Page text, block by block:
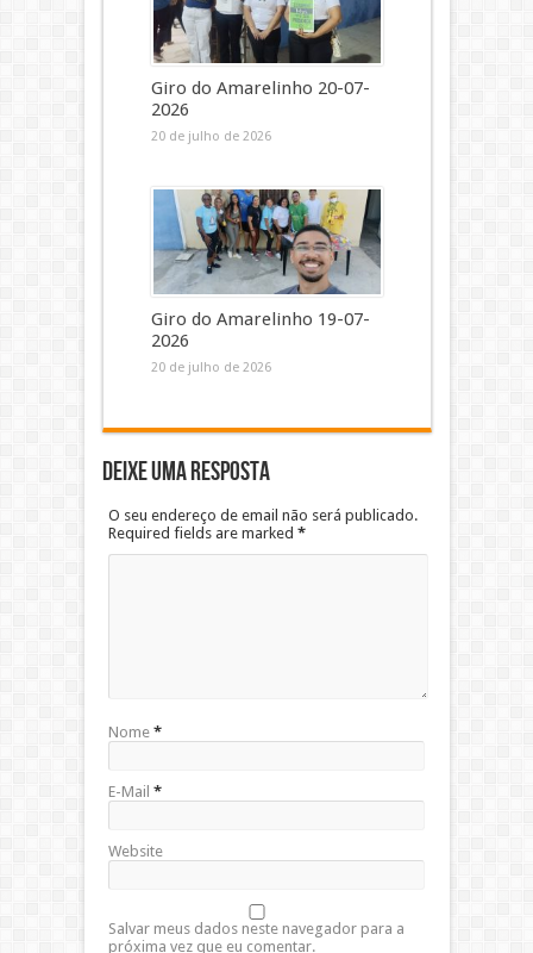
Giro do Amarelinho 20-07-
2026
20 de julho de 2026
Giro do Amarelinho 19-07-
2026
20 de julho de 2026
Deixe uma resposta
O seu endereço de email não será publicado.
Required fields are marked *
Nome *
E-Mail *
Website
Salvar meus dados neste navegador para a
próxima vez que eu comentar.